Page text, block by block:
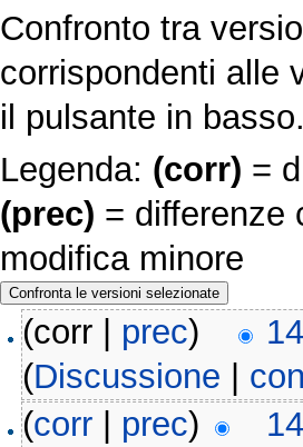
Confronto tra
corrispondenti alle
il pulsante in
Legenda: (corr) =
(prec) = differenze
modifica minore
(corr | prec)
(Discussione |
(corr prec)